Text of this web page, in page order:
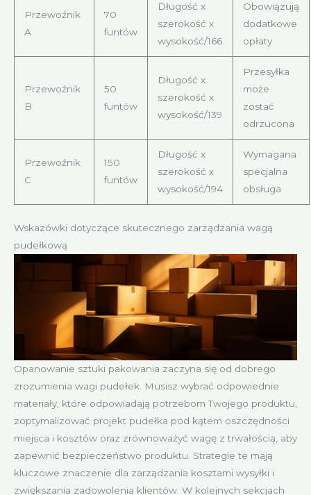
Przewoźnik
A
70
funtów
Długość x
szerokość x
wysokość/166
Obowiązują
dodatkowe
opłaty
Przewoźnik
B
50
funtów
Długość x
szerokość x
wysokość/139
Przesyłka
może
zostać
odrzucona
Przewoźnik
C
150
funtów
Długość x
szerokość x
wysokość/194
Wymagana
specjalna
obsługa
Wskazówki dotyczące skutecznego zarządzania wagą
pudełkową
Opanowanie sztuki pakowania zaczyna się od dobrego
zrozumienia wagi pudełek. Musisz wybrać odpowiednie
materiały, które odpowiadają potrzebom Twojego produktu,
zoptymalizować projekt pudełka pod kątem oszczędności
miejsca i kosztów oraz zrównoważyć wagę z trwałością, aby
zapewnić bezpieczeństwo produktu. Strategie te mają
kluczowe znaczenie dla zarządzania kosztami wysyłki i
zwiększania zadowolenia klientów. W kolejnych sekcjach